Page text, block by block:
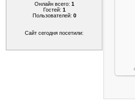
Онлайн всего: 1
Гостей: 1
Пользователей: 0
Сайт сегодня посетили: